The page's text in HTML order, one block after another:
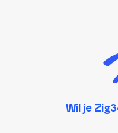
Wil je